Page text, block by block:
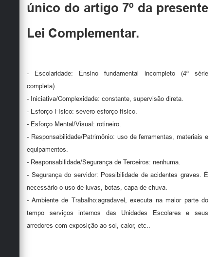
único do artigo 7º da presente
Lei Complementar.
- Escolaridade: Ensino fundamental incompleto (4ª série
completa).
- Iniciativa/Complexidade: constante, supervisão direta.
- Esforço Físico: severo esforço físico.
- Esforço Mental/Visual: rotineiro.
- Responsabilidade/Patrimônio: uso de ferramentas, materiais e
equipamentos.
- Responsabilidade/Segurança de Terceiros: nenhuma.
- Segurança do servidor: Possibilidade de acidentes graves. É
necessário o uso de luvas, botas, capa de chuva.
- Ambiente de Trabalho:agradavel, executa na maior parte do
tempo serviços internos das Unidades Escolares e seus
arredores com exposição ao sol, calor, etc..